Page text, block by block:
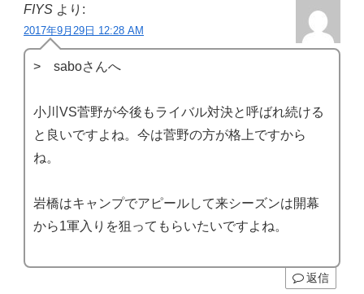
FIYS より:
2017年9月29日 12:28 AM
> saboさんへ
小川VS菅野が今後もライバル対決と呼ばれ続ける
と良いですよね。今は菅野の方が格上ですから
ね。
岩橋はキャンプでアピールして来シーズンは開幕
から1軍入りを狙ってもらいたいですよね。
返信